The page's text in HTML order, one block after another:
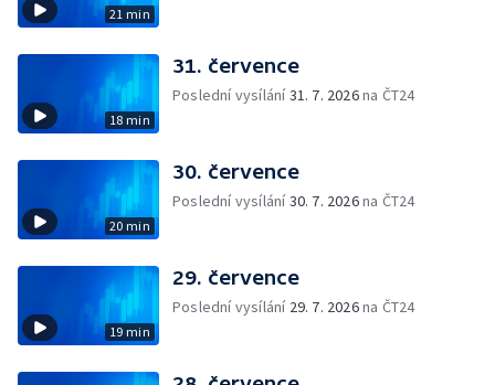
21 min
18 min
31. července
Poslední vysílání31. 7. 2026na ČT24
20 min
30. července
Poslední vysílání30. 7. 2026na ČT24
19 min
29. července
Poslední vysílání 29. 7. 2026na ČT24